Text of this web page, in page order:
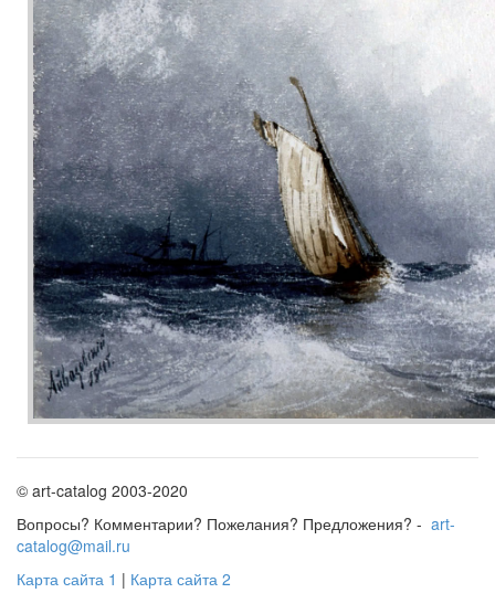
© art-catalog 2003-2020
Вопросы? Комментарии? Пожелания? Предложения? - art-
catalog@mail.ru
Карта сайта 1 | Карта сайта 2